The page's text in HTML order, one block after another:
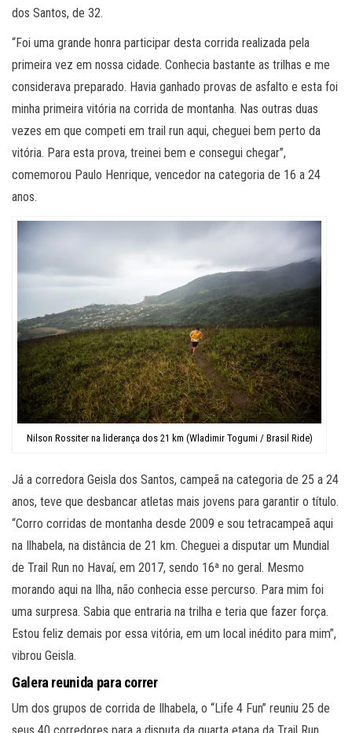
dos Santos, de 32.
“Foi uma grande honra participar desta corrida realizada pela
primeira vez em nossa cidade. Conhecia bastante as trilhas e me
considerava preparado. Havia ganhado provas de asfalto e esta foi
minha primeira vitória na corrida de montanha. Nas outras duas
vezes em que competi em trail run aqui, cheguei bem perto da
vitória. Para esta prova, treinei bem e consegui chegar”,
comemorou Paulo Henrique, vencedor na categoria de 16 a 24
anos.
Nilson Rossiter na liderança dos 21 km (Wladimir Togumi / Brasil Ride)
Já a corredora Geisla dos Santos, campeã na categoria de 25 a 24
anos, teve que desbancar atletas mais jovens para garantir o título.
“Corro corridas de montanha desde 2009 e sou tetracampeã aqui
na Ilhabela, na distância de 21 km. Cheguei a disputar um Mundial
de Trail Run no Havaí, em 2017, sendo 16ª no geral. Mesmo
morando aqui na Ilha, não conhecia esse percurso. Para mim foi
uma surpresa. Sabia que entraria na trilha e teria que fazer força.
Estou feliz demais por essa vitória, em um local inédito para mim”,
vibrou Geisla.
Galera reunida para correr
Um dos grupos de corrida de Ilhabela, o “Life 4 Fun” reuniu 25 de